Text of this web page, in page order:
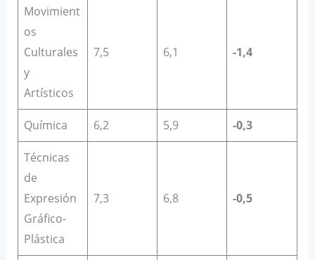
Movimient
os
Culturales
y
Artísticos
7,5 6,1 -1,4
Química 6,2 5,9 -0,3
Técnicas
de
Expresión
Gráfico-
Plástica
7,3 6,8 -0,5